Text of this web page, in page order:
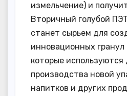
измельчение) и
Вторичный голубой
станет сырьем для
инновационных
которые используются
производства новой
напитков и других